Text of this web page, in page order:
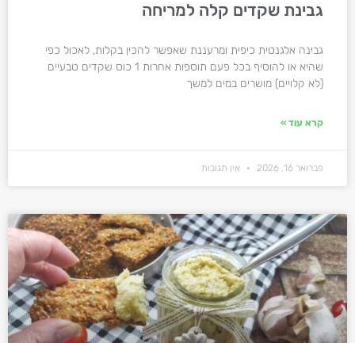
גבינת שקדים קלה למריחה
גבינה אלגנטית כיפית ומרעננת שאפשר להכין בקלות, לאכול כפי
שהיא או להוסיף בכל פעם תוספות אחרות 1 כוס שקדים טבעיים
(לא קלויים) מושרים במים למשך
קרא עוד »
פברואר 16, 2026 אין תגובות